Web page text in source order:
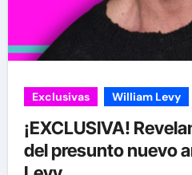
Exclusivas William Levy
¡EXCLUSIVA!
del presunto nuevo